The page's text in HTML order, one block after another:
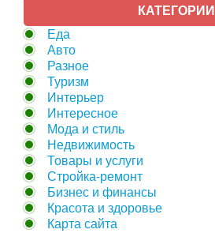
КАТЕГОРИИ
Еда
Авто
Разное
Туризм
Интерьер
Интересное
Мода и стиль
Недвижимость
Товары и услуги
Стройка-ремонт
Бизнес и финансы
Красота и здоровье
Карта сайта